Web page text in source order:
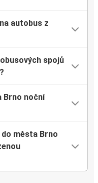
autobus z
spojů
Brno noční
města Brno